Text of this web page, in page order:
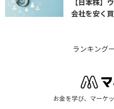
【日本株】
会社を安く
ランキング
お金を学び、マーケ